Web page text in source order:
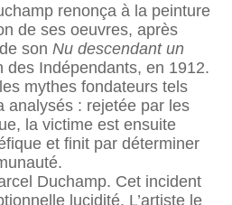
renonça à la peinture
de ses oeuvres, après
son Nu descendant un
des Indépendants, en 1912.
mythes fondateurs tels
analysés : rejetée par les
la victime est ensuite
et finit par déterminer
Duchamp. Cet incident
lucidité. L’artiste le